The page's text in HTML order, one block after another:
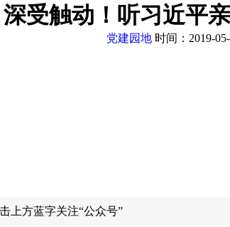
深受触动！听习近平
党建园地 时间：2019-
上方蓝字关注“公众号”